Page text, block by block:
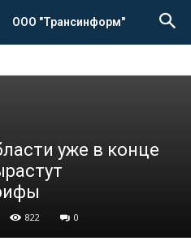
ООО "Трансинформ"
уже в конце
822 0